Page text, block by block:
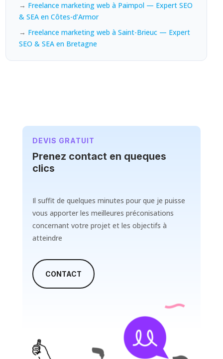
→ Freelance marketing web à Paimpol — Expert SEO
& SEA en Côtes-d’Armor
→ Freelance marketing web à Saint-Brieuc — Expert
SEO & SEA en Bretagne
DEVIS GRATUIT
Prenez contact en queques
clics
Il suffit de quelques minutes pour que je puisse
vous apporter les meilleures préconisations
concernant votre projet et les objectifs à
atteindre
CONTACT